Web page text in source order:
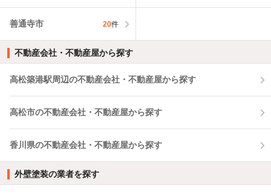
善通寺市 20件
不動産会社・不動産屋から探す
高松築港駅周辺の不動産会社・不動産屋から探す
高松市の不動産会社・不動産屋から探す
香川県の不動産会社・不動産屋から探す
外壁塗装の業者を探す